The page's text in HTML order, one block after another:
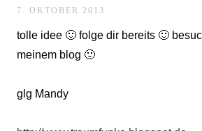
7. OKTOBER 2013
tolle idee 🙂 folge dir bereits 🙂
meinem blog 🙂
glg Mandy